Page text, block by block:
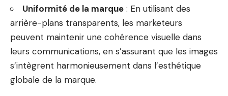
Uniformité de la marque : En utilisant des
arrière-plans transparents, les marketeurs
peuvent maintenir une cohérence visuelle dans
leurs communications, en s’assurant que les images
s’intègrent harmonieusement dans l’esthétique
globale de la marque.